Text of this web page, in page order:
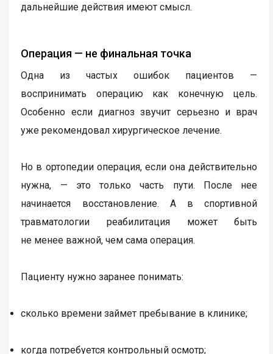
дальнейшие действия имеют смысл.
Операция — не финальная точка
Одна из частых ошибок пациентов —
воспринимать операцию как конечную цель.
Особенно если диагноз звучит серьезно и врач
уже рекомендовал хирургическое лечение.
Но в ортопедии операция, если она действительно
нужна, — это только часть пути. После нее
начинается восстановление. А в спортивной
травматологии реабилитация может быть
не менее важной, чем сама операция.
Пациенту нужно заранее понимать:
сколько времени займет пребывание в клинике;
когда потребуется контрольный осмотр;